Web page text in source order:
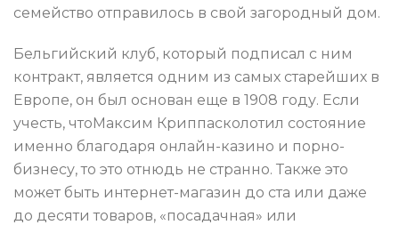
семейство отправилось в свой загородный дом.
Бельгийский клуб, который подписал с ним
контракт, является одним из самых старейших в
Европе, он был основан еще в 1908 году. Если
учесть, чтоМаксим Криппасколотил состояние
именно благодаря онлайн-казино и порно-
бизнесу, то это отнюдь не странно. Также это
может быть интернет-магазин до ста или даже
до десяти товаров, «посадачная» или